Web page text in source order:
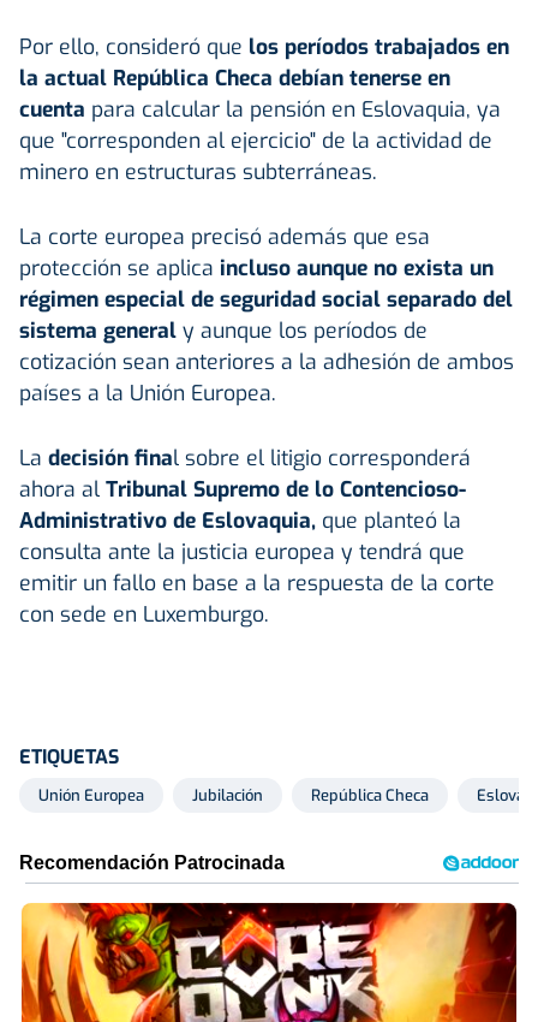
Por ello, consideró que los períodos trabajados en
la actual República Checa debían tenerse en
cuenta para calcular la pensión en Eslovaquia, ya
que "corresponden al ejercicio" de la actividad de
minero en estructuras subterráneas.
La corte europea precisó además que esa
protección se aplica incluso aunque no exista un
régimen especial de seguridad social separado del
sistema general y aunque los períodos de
cotización sean anteriores a la adhesión de ambos
países a la Unión Europea.
La decisión final sobre el litigio corresponderá
ahora al Tribunal Supremo de lo Contencioso-
Administrativo de Eslovaquia, que planteó la
consulta ante la justicia europea y tendrá que
emitir un fallo en base a la respuesta de la corte
con sede en Luxemburgo.
ETIQUETAS
Unión Europea Jubilación República Checa